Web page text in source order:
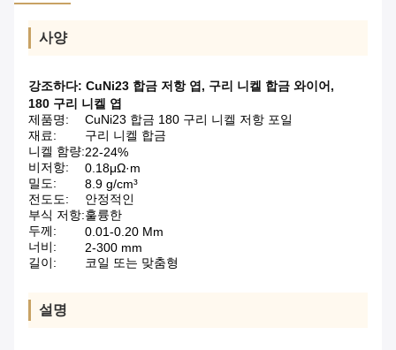
사양
강조하다: CuNi23 합금 저항 엽 , 구리 니켈 합금 와이어 ,
180 구리 니켈 엽
제품명:
CuNi23 합금 180 구리 니켈 저항 포일
재료:
구리 니켈 합금
니켈 함량:22-24%
비저항:
0.18μΩ·m
밀도:
8.9 g/cm³
전도도:
안정적인
부식 저항:훌륭한
두께:
0.01-0.20 Mm
너비:
2-300 mm
길이:
코일 또는 맞춤형
설명